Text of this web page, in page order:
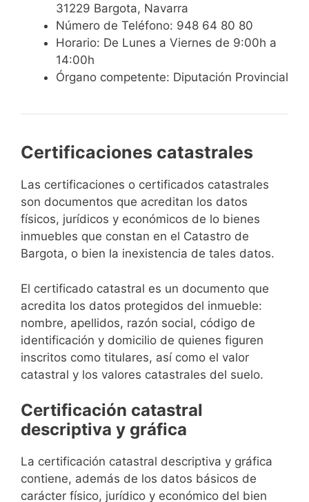
31229 Bargota, Navarra
Número de Teléfono: 948 64 80 80
Horario: De Lunes a Viernes de 9:00h a
14:00h
Órgano competente: Diputación Provincial
Certificaciones catastrales
Las certificaciones o certificados catastrales
son documentos que acreditan los datos
físicos, jurídicos y económicos de lo bienes
inmuebles que constan en el Catastro de
Bargota, o bien la inexistencia de tales datos.
El certificado catastral es un documento que
acredita los datos protegidos del inmueble:
nombre, apellidos, razón social, código de
identificación y domicilio de quienes figuren
inscritos como titulares, así como el valor
catastral y los valores catastrales del suelo.
Certificación catastral
descriptiva y gráfica
La certificación catastral descriptiva y gráfica
contiene, además de los datos básicos de
carácter físico, jurídico y económico del bien